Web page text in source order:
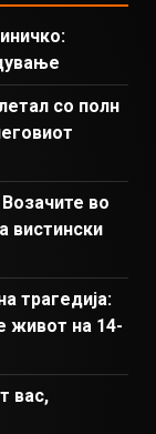
со полн
во
вистински
трагедија:
живот на 14-
вас,